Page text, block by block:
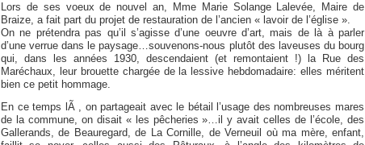
Lors de ses voeux de nouvel an, Mme Marie Solange Lalevée, Maire de
Braize, a fait part du projet de restauration de l’ancien « lavoir de l’église ».
On ne prétendra pas qu’il s’agisse d’une oeuvre d’art, mais de là à parler
d’une verrue dans le paysage…souvenons-nous plutôt des laveuses du bourg
qui, dans les années 1930, descendaient (et remontaient !) la Rue des
Maréchaux, leur brouette chargée de la lessive hebdomadaire: elles méritent
bien ce petit hommage.
En ce temps lÃ , on partageait avec le bétail l’usage des nombreuses mares
de la commune, on disait « les pêcheries »…il y avait celles de l’école, des
Gallerands, de Beauregard, de La Cornille, de Verneuil où ma mère, enfant,